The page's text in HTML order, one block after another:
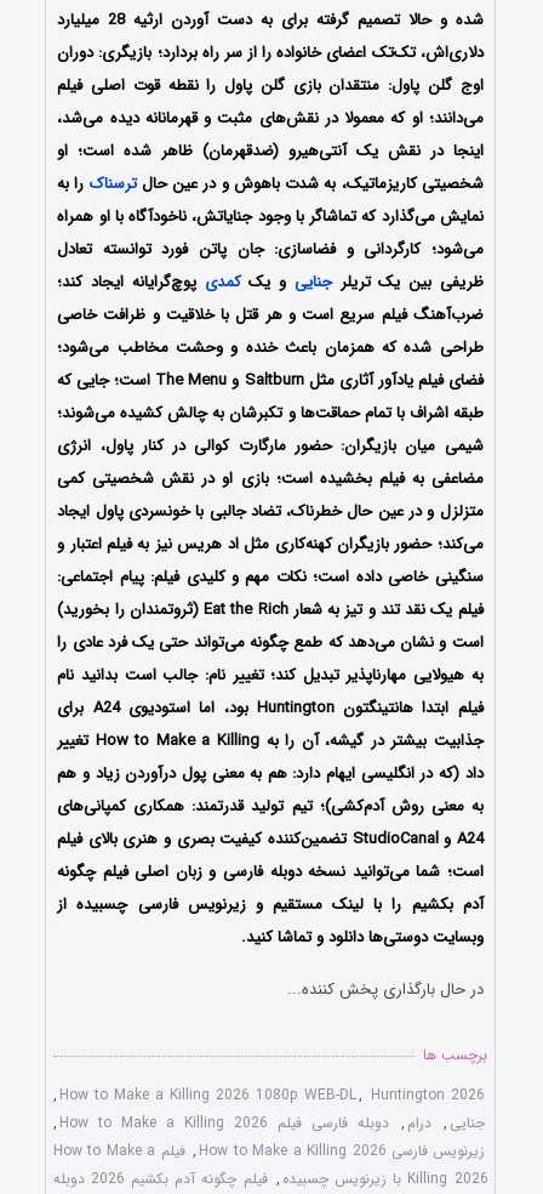
شده و حالا تصمیم گرفته برای به دست آوردن ارثیه 28 میلیارد
دلاری‌اش، تک‌تک اعضای خانواده را از سر راه بردارد؛ بازیگری: دوران
اوج گلن پاول: منتقدان بازی گلن پاول را نقطه قوت اصلی فیلم
می‌دانند؛ او که معمولا در نقش‌های مثبت و قهرمانانه دیده می‌شد،
اینجا در نقش یک آنتی‌هیرو (ضدقهرمان) ظاهر شده است؛ او
شخصیتی کاریزماتیک، به شدت باهوش و در عین حالترسناک را به
نمایش می‌گذارد که تماشاگر با وجود جنایاتش، ناخودآگاه با او همراه
می‌شود؛ کارگردانی و فضاسازی: جان پاتن فورد توانسته تعادل
ظریفی بین یک تریلرجنایی و یککمدی پوچ‌گرایانه ایجاد کند؛
ضرب‌آهنگ فیلم سریع است و هر قتل با خلاقیت و ظرافت خاصی
طراحی شده که همزمان باعث خنده و وحشت مخاطب می‌شود؛
فضای فیلم یادآور آثاری مثل Saltburn و The Menu است؛ جایی که
طبقه اشراف با تمام حماقت‌ها و تکبرشان به چالش کشیده می‌شوند؛
شیمی میان بازیگران: حضور مارگارت کوالی در کنار پاول، انرژی
مضاعفی به فیلم بخشیده است؛ بازی او در نقش شخصیتی کمی
متزلزل و در عین حال خطرناک، تضاد جالبی با خونسردی پاول ایجاد
می‌کند؛ حضور بازیگران کهنه‌کاری مثل اد هریس نیز به فیلم اعتبار و
سنگینی خاصی داده است؛ نکات مهم و کلیدی فیلم: پیام اجتماعی:
فیلم یک نقد تند و تیز به شعار Eat the Rich (ثروتمندان را بخورید)
است و نشان می‌دهد که طمع چگونه می‌تواند حتی یک فرد عادی را
به هیولایی مهارناپذیر تبدیل کند؛ تغییر نام: جالب است بدانید نام
فیلم ابتدا هانتینگتون Huntington بود، اما استودیوی A24 برای
جذابیت بیشتر در گیشه، آن را به How to Make a Killing تغییر
داد (که در انگلیسی ایهام دارد: هم به معنی پول درآوردن زیاد و هم
به معنی روش آدم‌کشی)؛ تیم تولید قدرتمند: همکاری کمپانی‌های
A24 و StudioCanal تضمین‌کننده کیفیت بصری و هنری بالای فیلم
است؛ شما می‌توانید نسخه دوبله فارسی و زبان اصلی فیلم چگونه
آدم بکشیم را با ‌لینک مستقیم و زیرنویس فارسی چسبیده از
وبسایت دوستی‌ها دانلود و تماشا کنید.
در حال بارگذاری پخش کننده...
برچسب ها
How to Make a Killing 2026 1080p WEB-DL, Huntington 2026
,
جنایی , درام , دوبله فارسی فیلم How to Make a Killing 2026
,
زیرنویس فارسی How to Make a Killing 2026
,
فیلم How to Make a
Killing 2026 با زیرنویس چسبیده
,
فیلم چگونه آدم بکشیم 2026 دوبله